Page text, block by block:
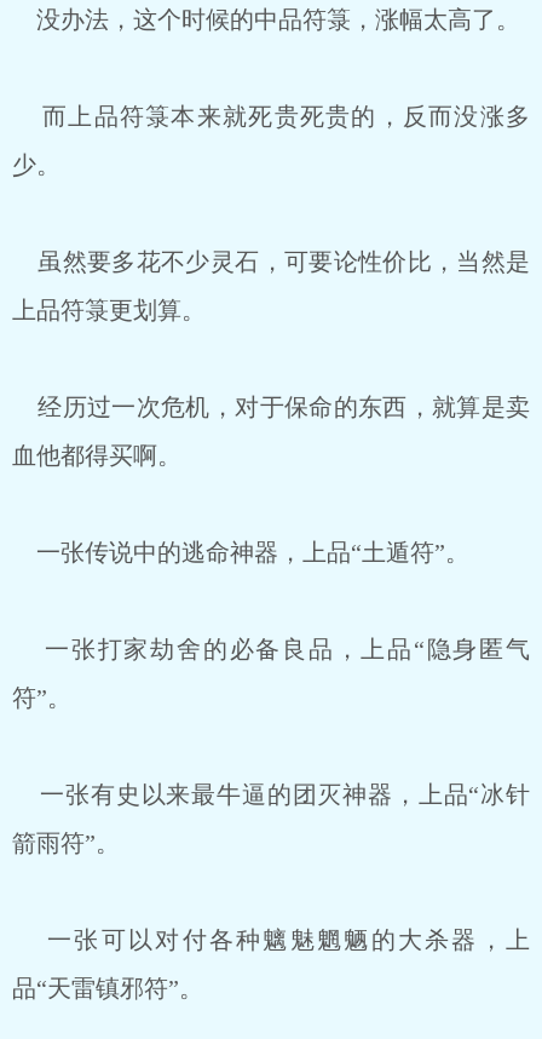
没办法，这个时候的中品符箓，涨幅太高了。
而上品符箓本来就死贵死贵的，反而没涨多
少。
虽然要多花不少灵石，可要论性价比，当然是
上品符箓更划算。
经历过一次危机，对于保命的东西，就算是卖
血他都得买啊。
一张传说中的逃命神器，上品“土遁符”。
一张打家劫舍的必备良品，上品“隐身匿气
符”。
一张有史以来最牛逼的团灭神器，上品“冰针
箭雨符”。
一张可以对付各种魑魅魍魉的大杀器，上
品“天雷镇邪符”。